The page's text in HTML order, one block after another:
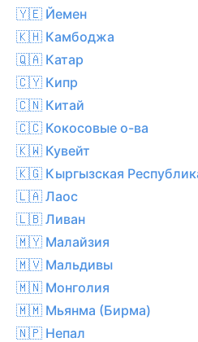
🇾🇪 Йемен
🇰🇭 Камбоджа
🇶🇦 Катар
🇨🇾 Кипр
🇨🇳 Китай
🇨🇨 Кокосовые о-ва
🇰🇼 Кувейт
🇰🇬 Кыргызская
🇱🇦 Лаос
🇱🇧 Ливан
🇲🇾 Малайзия
🇲🇻 Мальдивы
🇲🇳 Монголия
🇲🇲 Мьянма (Бирма)
🇳🇵 Непал